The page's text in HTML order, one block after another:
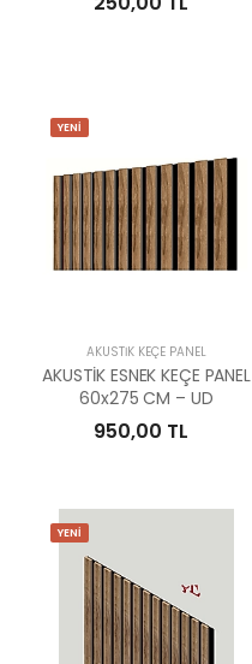
YENİ
AKUSTİK KEÇE PANEL
AKUSTİK ESNEK KEÇE PANEL
60x275 CM – UD
950,00 TL
YENİ